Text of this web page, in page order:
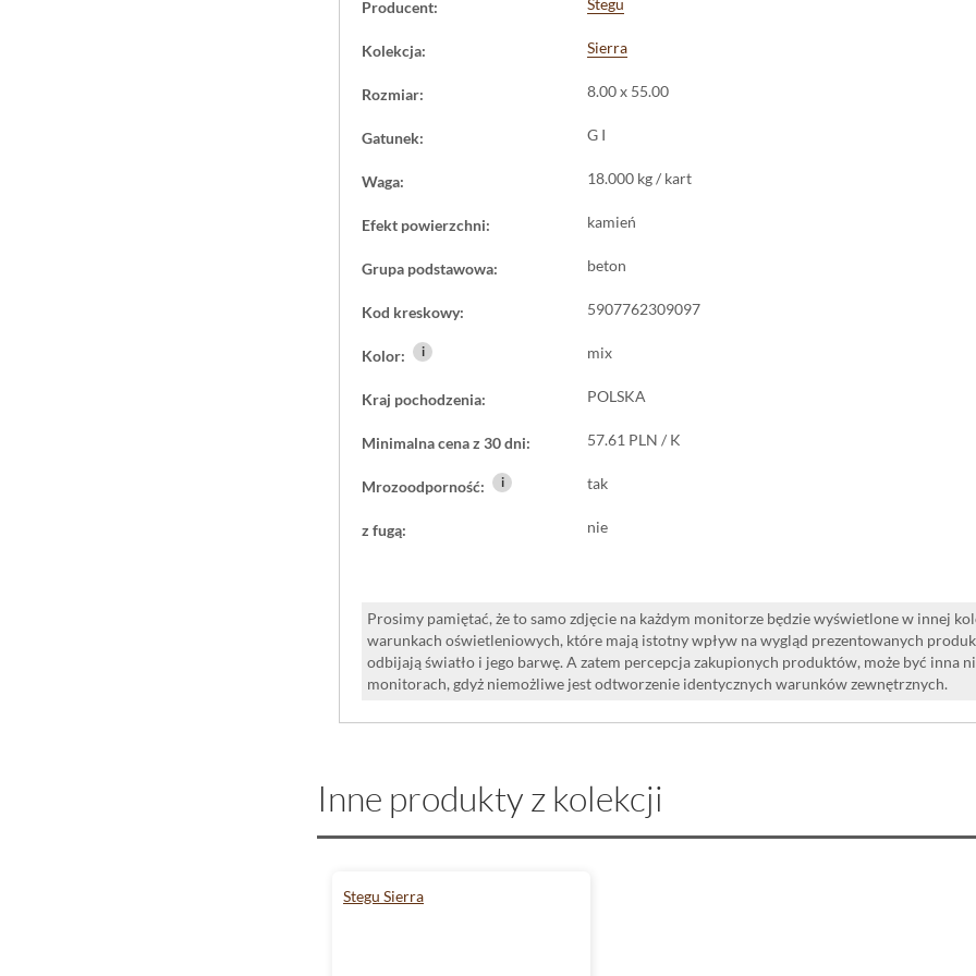
Płaski format odlewu pozwala kleić płytki bezpośrednio na przygotowanym podłożu, co
warstw. Jeśli szukasz okładziny ściennej, która łączy ciemną, zdecydowaną kolorystykę
Producent:
Kolekcja: Sierra
Rozmiar: 8.00 x 55.00
Gatunek: G I
Waga: 18.000 kg / kart
Efekt powierzchni: kamień
Grupa podstawowa: beton
Kod kreskowy: 5907762309097
Kolor: i mix
Kraj pochodzenia: POLSKA
Minimalna cena z 30 dni: 57.61 PLN / K
Mrozoodporność: i tak
z fugą: nie
Prosimy pamiętać, że to samo zdjęcie na każdym monitorze będzie wyświetlone w innej
warunkach oświetleniowych, które mają istotny wpływ na wygląd prezentowanych
odbijają światło i jego barwę. A zatem percepcja zakupionych produktów, może być inna
monitorach, gdyż niemożliwe jest odtworzenie identycznych warunków zewnętrznych.
Inne produkty z kolekcji
Stegu Sierra